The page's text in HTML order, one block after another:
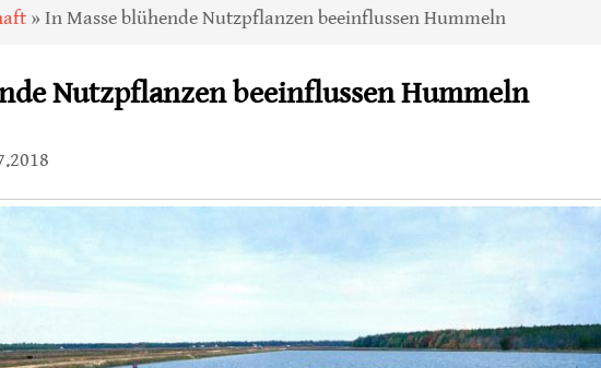
» In Masse blühende Nutzpflanzen beeinflussen Hummeln
Nutzpflanzen beeinflussen Hummeln